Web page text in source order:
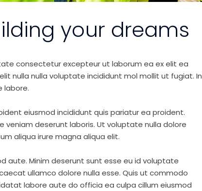
your dreams
consectetur excepteur ut laborum ea ex elit ea
nulla nulla voluptate incididunt mol mollit ut fugiat. In
labore.
eiusmod incididunt quis pariatur ea proident.
deserunt laboris. Ut voluptate nulla dolore
aliqua irure magna aliqua elit.
aute. Minim deserunt sunt esse eu id voluptate
ullamco dolore nulla esse. Quis ut commodo
labore aute do officia ea culpa cillum eiusmod